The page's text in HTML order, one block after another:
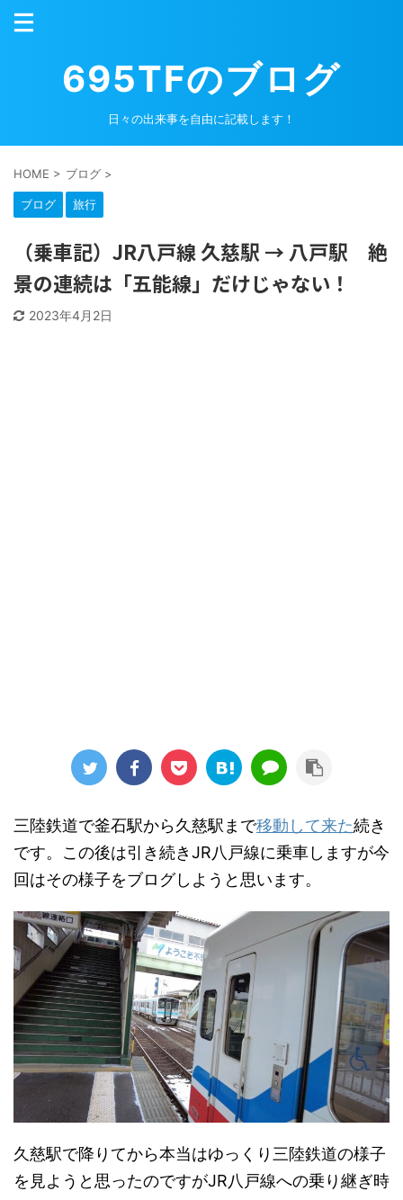
695TFのブログ
日々の出来事を自由に記載します！
HOME > ブログ >
ブログ 旅行
（乗車記）JR八戸線 久慈駅 → 八戸駅 絶
景の連続は「五能線」だけじゃない！
2023年4月2日
三陸鉄道で釜石駅から久慈駅まで移動して来た続き
です。この後は引き続きJR八戸線に乗車しますが今
回はその様子をブログしようと思います。
久慈駅で降りてから本当はゆっくり三陸鉄道の様子
を見ようと思ったのですがJR八戸線への乗り継ぎ時